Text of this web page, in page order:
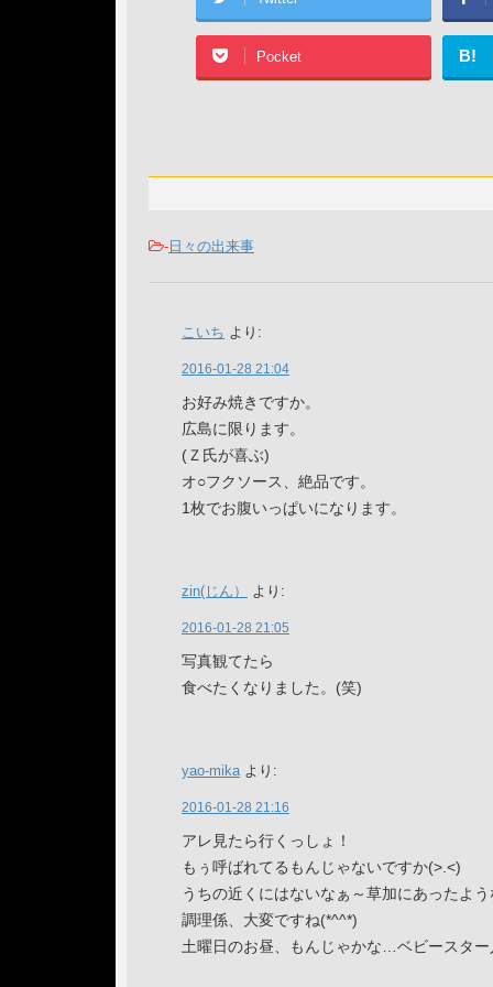
Pocket B!
- 日々の出来事
こいち より:
2016-01-28 21:04
お好み焼きですか。
広島に限ります。
(Ｚ氏が喜ぶ)
オ○フクソース、絶品です。
1枚でお腹いっぱいになります。
zin(じん） より:
2016-01-28 21:05
写真観てたら
食べたくなりました。(笑)
yao-mika より:
2016-01-28 21:16
アレ見たら行くっしょ！
もぅ呼ばれてるもんじゃないですか(>.<)
うちの近くにはないなぁ～草加にあったよ
調理係、大変ですね(*^^*)
土曜日のお昼、もんじゃかな…ベビースタ